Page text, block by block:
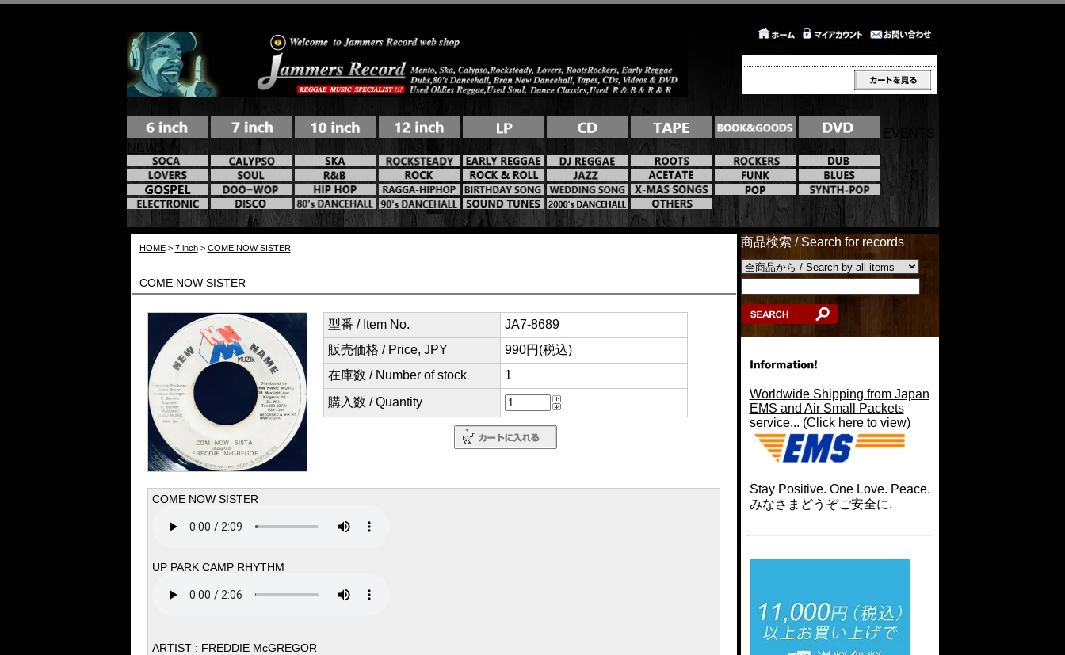
EVENTS
NEWS
HOME> 7 inch> COME NOW SISTER
COME NOW SISTER
型番 / Item No.
JA7-8689
販売価格 / Price, JPY
990円(税込)
在庫数 / Number of stock
1
購入数 / Quantity
COME NOW SISTER
UP PARK CAMP RHYTHM
ARTIST : FREDDIE McGREGOR
商品検索 / Search for records
Worldwide Shipping from Japan
EMS and Air Small Packets
service... (Click here to view)
Stay Positive. One Love. Peace.
みなさまどうぞご安全に.